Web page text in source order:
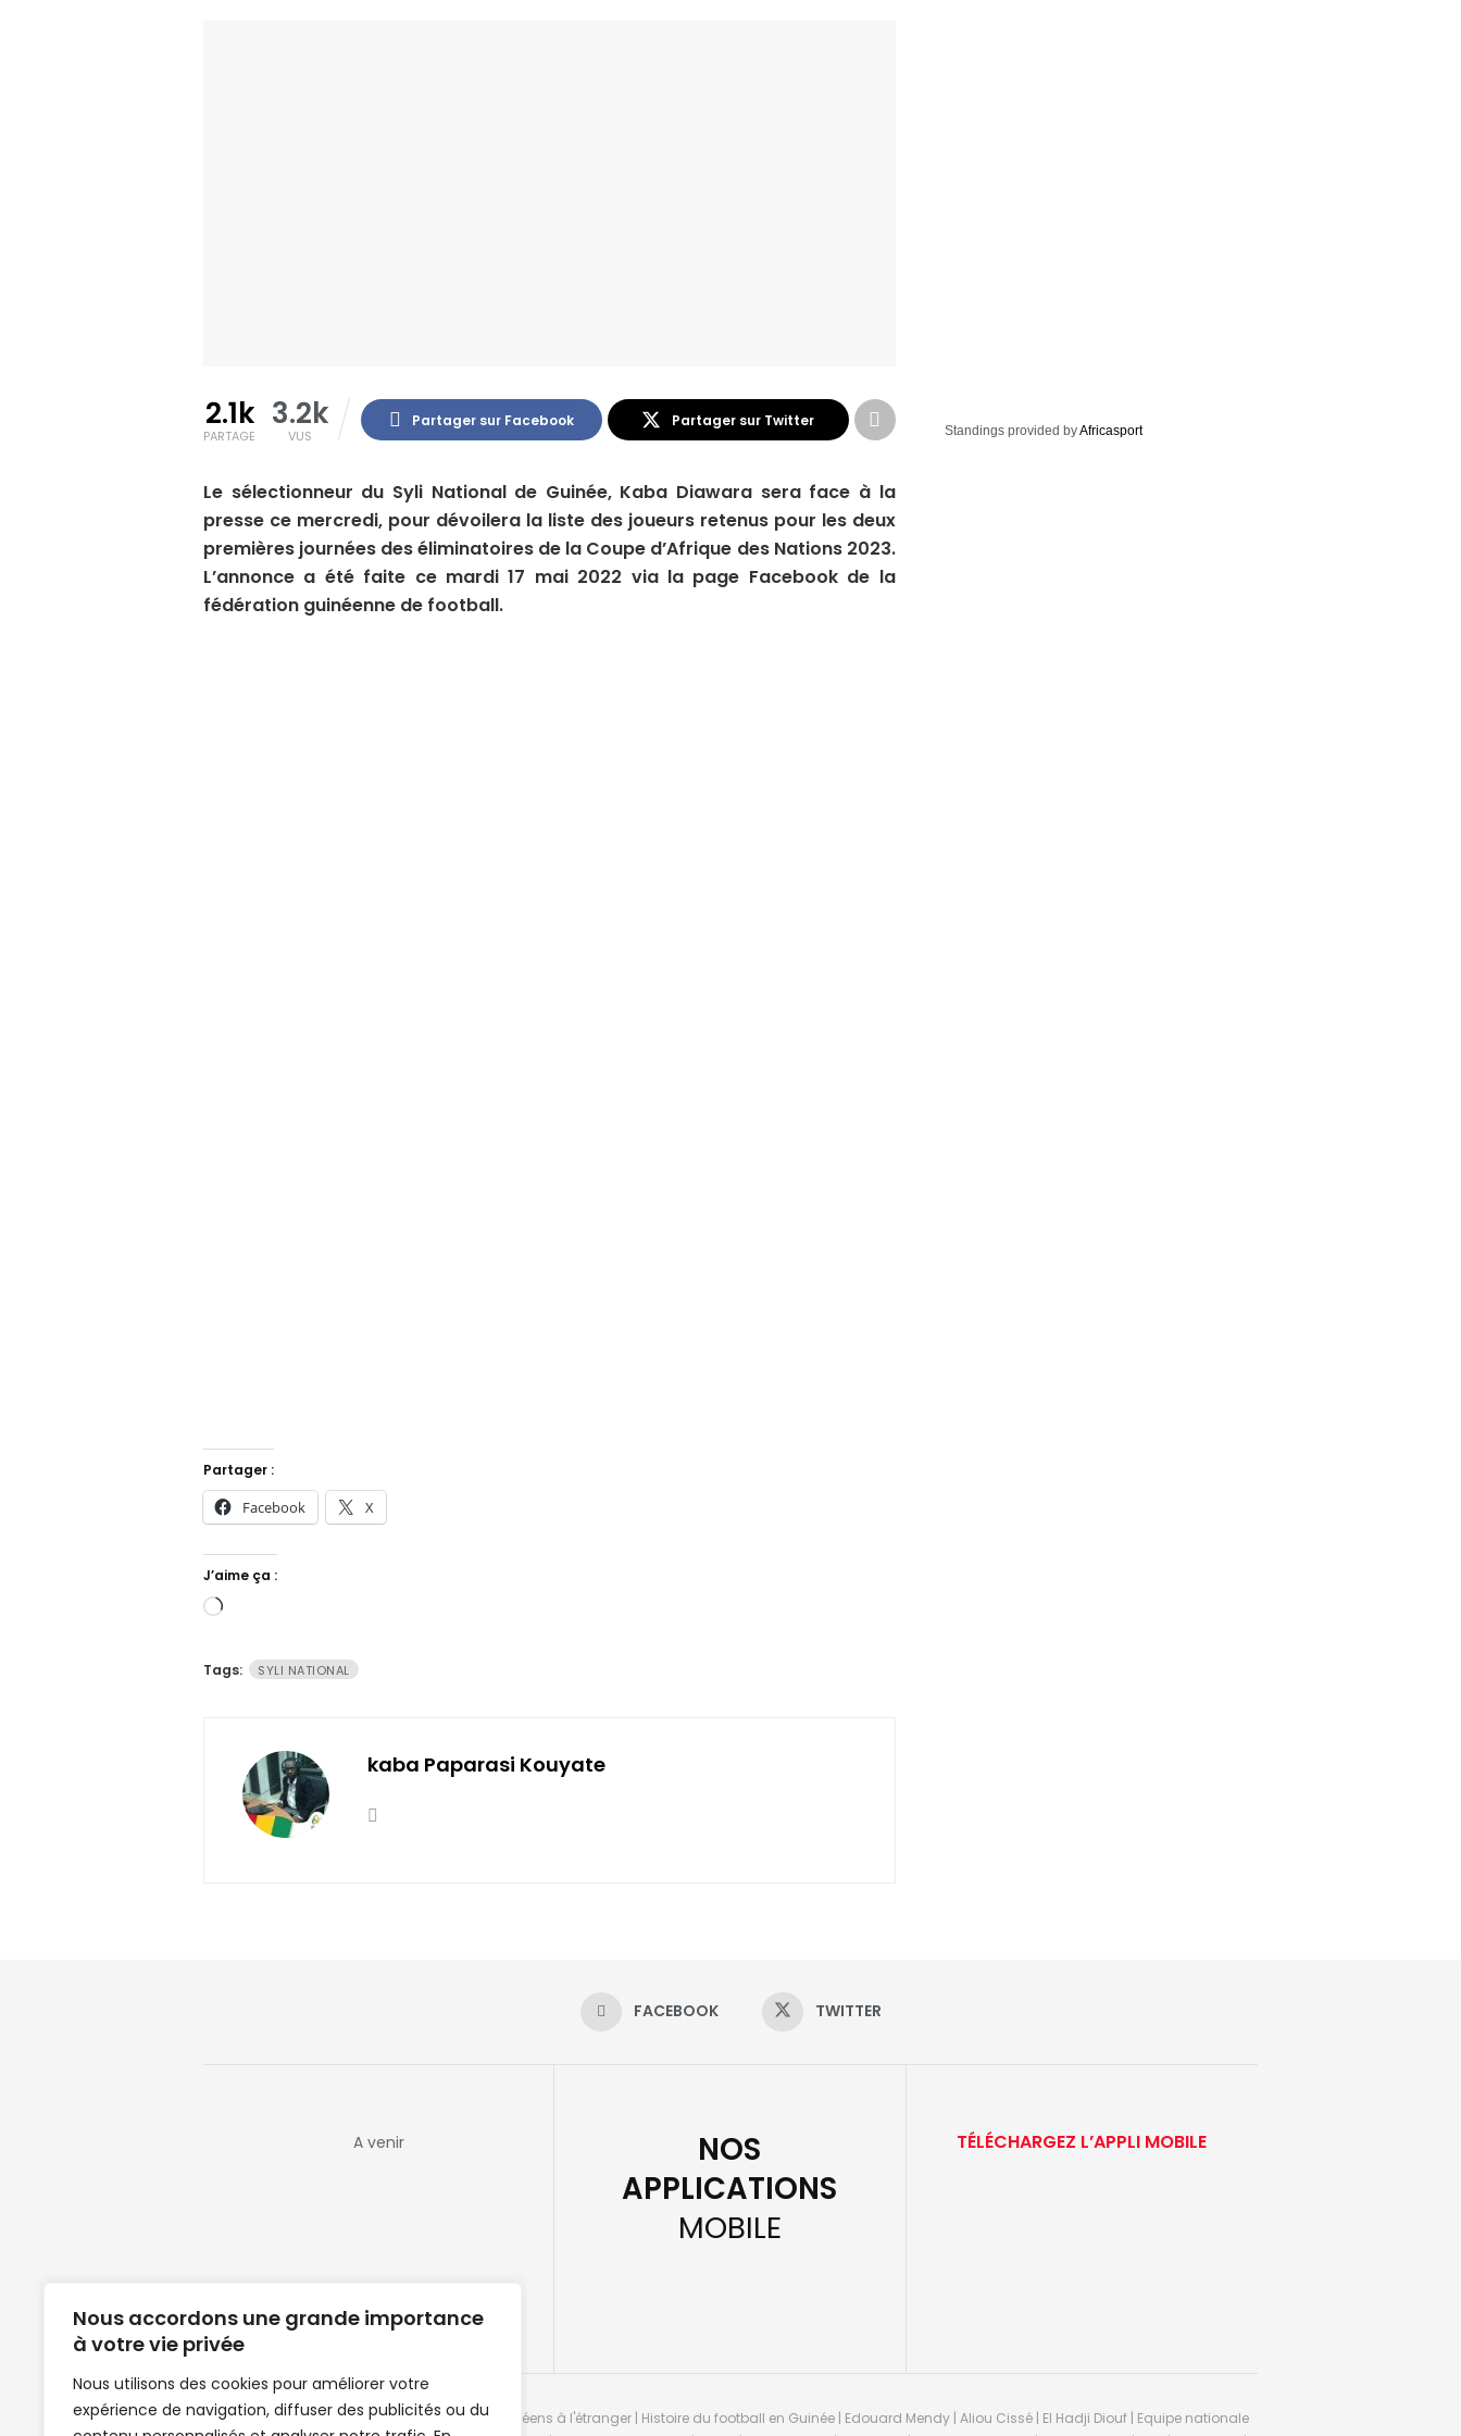
Nous accordons une grande importance
à votre vie privée
Nous utilisons des cookies pour améliorer votre
expérience de navigation, diffuser des publicités ou du
2.1k
PARTAGE
3.2k
VUS
Partager sur Facebook Partager sur Twitter
Le sélectionneur du Syli National de Guinée, Kaba Diawara sera face à la
presse ce mercredi, pour dévoilera la liste des joueurs retenus pour les deux
premières journées des éliminatoires de la Coupe d’Afrique des Nations 2023.
L’annonce a été faite ce mardi 17 mai 2022 via la page Facebook de la
fédération guinéenne de football.
Partager :
Facebook X
J’aime ça :
Chargement…
Tags: SYLI NATIONAL
kaba Paparasi Kouyate
Standings provided byAfricasport
FACEBOOK TWITTER
A venir
NOS
APPLICATIONS
MOBILE
TÉLÉCHARGEZ L’APPLI MOBILE
Clubs de football en Guinée | Footballeurs guinéens à l'étranger | Histoire du football en Guinée | Edouard Mendy | Aliou Cissé | El Hadji Diouf | Equipe nationale